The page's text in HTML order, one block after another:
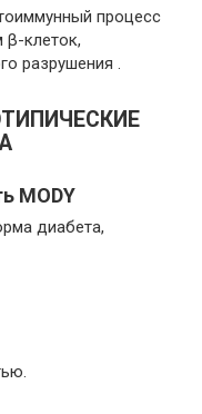
процесс
β-клеток,
разрушения .
MODY
диабета,